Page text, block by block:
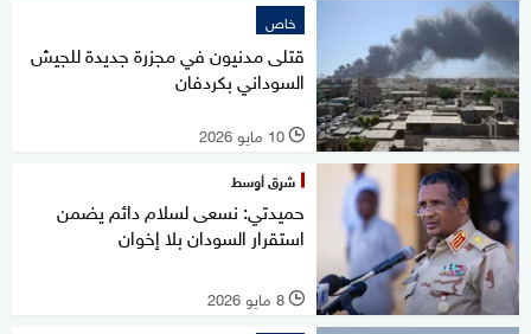
خاص
قتلى مدنيون في مجزرة جديدة للجيش
السوداني بكردفان
l 10 مايو 2026
شرق أوسط
حميدتي: نسعى لسلام دائم يضمن
استقرار السودان بلا إخوان
l 8 مايو 2026